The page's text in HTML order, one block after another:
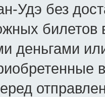
Удэ без
билетов
деньгами